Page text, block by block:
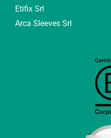
Etifix Srl
Arca Sleeves Srl